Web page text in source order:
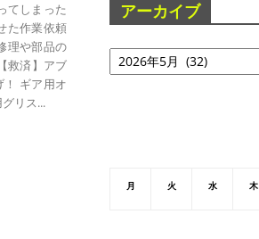
てしまった
た作業依頼
理や部品の
救済】アブ
！ ギア用オ
リス...
アーカイブ
ア
ー
月 火 水 木